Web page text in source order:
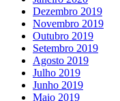
Dezembro 2019
Novembro 2019
Outubro 2019
Setembro 2019
Agosto 2019
Julho 2019
Junho 2019
Maio 2019